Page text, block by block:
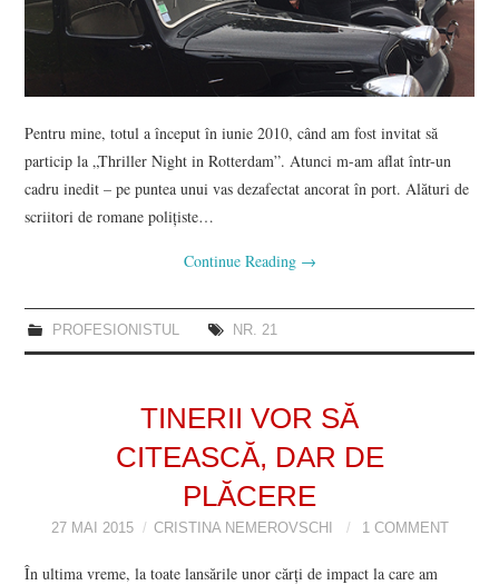
Pentru mine, totul a început în iunie 2010, când am fost invitat să
particip la „Thriller Night in Rotterdam”. Atunci m-am aflat într-un
cadru inedit – pe puntea unui vas dezafectat ancorat în port. Alături de
scriitori de romane polițiste…
Continue Reading →
PROFESIONISTUL NR. 21
TINERII VOR SĂ
CITEASCĂ, DAR DE
PLĂCERE
27 MAI 2015 CRISTINA NEMEROVSCHI 1 COMMENT
În ultima vreme, la toate lansările unor cărți de impact la care am